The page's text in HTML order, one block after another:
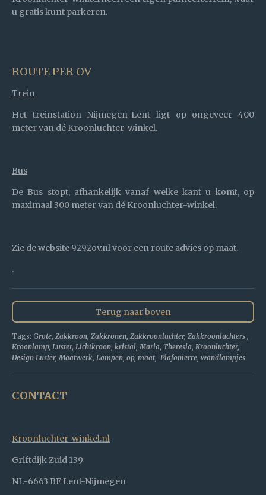
u gratis kunt parkeren.
ROUTE PER OV
Trein
Het treinstation Nijmegen-Lent ligt op ongeveer 400
meter van dé Kroonluchter-winkel.
Bus
De Bus stopt, afhankelijk vanaf welke kant u komt, op
maximaal 300 meter van dé Kroonluchter-winkel.
Zie de website 9292ov.nl voor een route advies op maat.
.
Terug naar boven
Tags: Grote, Zakkroon, Zakkronen, Zakkroonluchter, Zakkroonluchters ,
Kroonlamp, Luster, Lichtkroon, kristal, Maria, Theresia, Kroonluchter,
Design Luster, Maatwerk, Lampen, op, maat, Plafonierre, wandlampjes
CONTACT
Kroonluchter-winkel.nl
Griftdijk Zuid 139
NL-6663 BE Lent-Nijmegen